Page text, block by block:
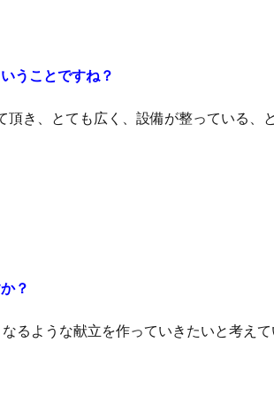
うことですね？
き、とても広く、設備が整っている、
？
るような献立を作っていきたいと考え